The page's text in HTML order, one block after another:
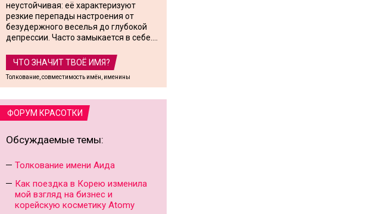
неустойчивая: её характеризуют
резкие перепады настроения от
безудержного веселья до глубокой
депрессии. Часто замыкается в себе....
ЧТО ЗНАЧИТ ТВОЁ ИМЯ?
Толкование, совместимость имён, именины
ФОРУМ КРАСОТКИ
Обсуждаемые темы:
Толкование имени Аида
Как поездка в Корею изменила
мой взгляд на бизнес и
корейскую косметику Atomy